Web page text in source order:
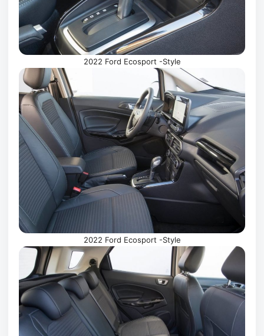
2022 Ford Ecosport -Style
2022 Ford Ecosport -Style